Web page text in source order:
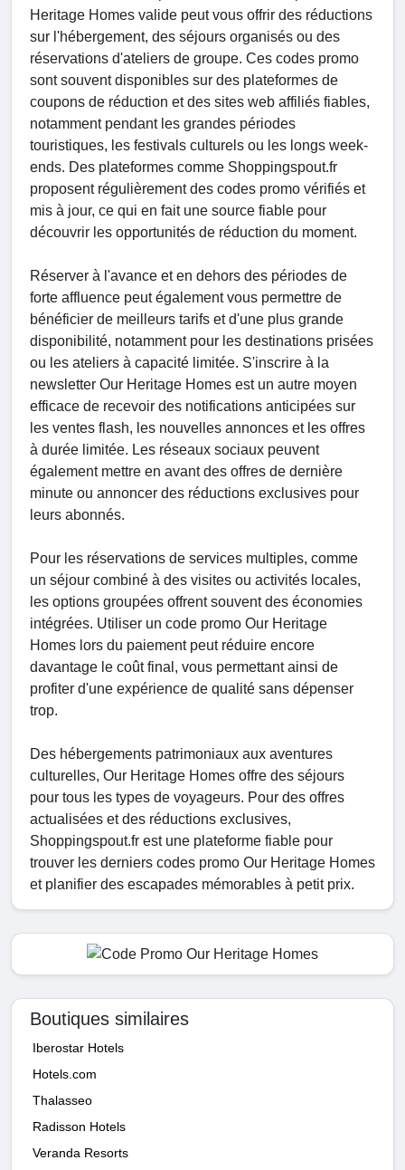
Heritage Homes valide peut vous offrir des réductions
sur l'hébergement, des séjours organisés ou des
réservations d'ateliers de groupe. Ces codes promo
sont souvent disponibles sur des plateformes de
coupons de réduction et des sites web affiliés fiables,
notamment pendant les grandes périodes
touristiques, les festivals culturels ou les longs week-
ends. Des plateformes comme Shoppingspout.fr
proposent régulièrement des codes promo vérifiés et
mis à jour, ce qui en fait une source fiable pour
découvrir les opportunités de réduction du moment.
Réserver à l'avance et en dehors des périodes de
forte affluence peut également vous permettre de
bénéficier de meilleurs tarifs et d'une plus grande
disponibilité, notamment pour les destinations prisées
ou les ateliers à capacité limitée. S'inscrire à la
newsletter Our Heritage Homes est un autre moyen
efficace de recevoir des notifications anticipées sur
les ventes flash, les nouvelles annonces et les offres
à durée limitée. Les réseaux sociaux peuvent
également mettre en avant des offres de dernière
minute ou annoncer des réductions exclusives pour
leurs abonnés.
Pour les réservations de services multiples, comme
un séjour combiné à des visites ou activités locales,
les options groupées offrent souvent des économies
intégrées. Utiliser un code promo Our Heritage
Homes lors du paiement peut réduire encore
davantage le coût final, vous permettant ainsi de
profiter d'une expérience de qualité sans dépenser
trop.
Des hébergements patrimoniaux aux aventures
culturelles, Our Heritage Homes offre des séjours
pour tous les types de voyageurs. Pour des offres
actualisées et des réductions exclusives,
Shoppingspout.fr est une plateforme fiable pour
trouver les derniers codes promo Our Heritage Homes
et planifier des escapades mémorables à petit prix.
Boutiques similaires
Iberostar Hotels
Hotels.com
Thalasseo
Radisson Hotels
Veranda Resorts